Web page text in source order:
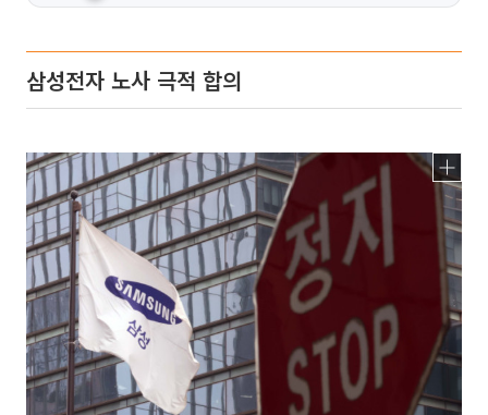
삼성전자 노사 극적 합의